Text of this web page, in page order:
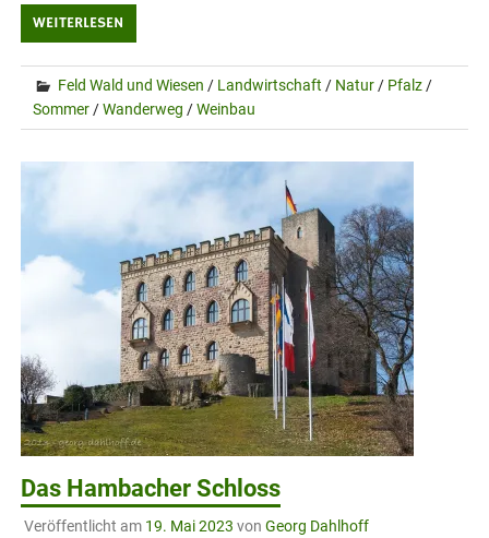
WEITERLESEN
Feld Wald und Wiesen / Landwirtschaft / Natur / Pfalz /
Sommer /Wanderweg /Weinbau
Das Hambacher Schloss
Veröffentlicht am 19. Mai 2023 von Georg Dahlhoff